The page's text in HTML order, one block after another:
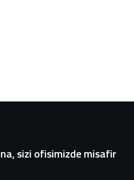
sizi ofisimizde misafir